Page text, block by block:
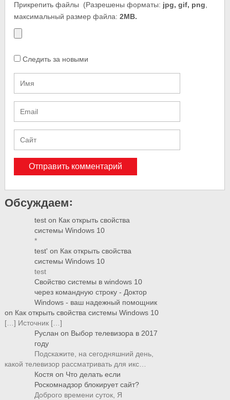
Прикрепить файлы (Разрешены форматы: jpg, gif, png
максимальный размер файла:2MB.
Следить за новыми
Обсуждаем:
test on Как открыть свойства
системы Windows 10
*
test' on Как открыть свойства
системы Windows 10
test
Свойство системы в windows 10
через командную строку - Доктор
Windows - ваш надежный помощник
on Как открыть свойства системы Windows 10
[…] Источник […]
Руслан on Выбор телевизора в 2017
году
Подскажите, на сегодняшний день,
какой телевизор рассматривать для икс…
Костя on Что делать если
Роскомнадзор блокирует сайт?
Доброго времени суток, Я